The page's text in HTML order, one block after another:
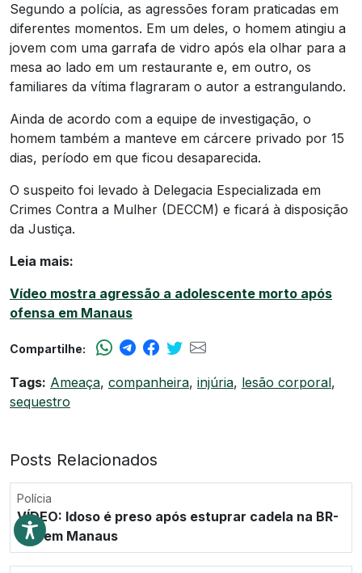
Segundo a polícia, as agressões foram praticadas em
diferentes momentos. Em um deles, o homem atingiu a
jovem com uma garrafa de vidro após ela olhar para a
mesa ao lado em um restaurante e, em outro, os
familiares da vítima flagraram o autor a estrangulando.
Ainda de acordo com a equipe de investigação, o
homem também a manteve em cárcere privado por 15
dias, período em que ficou desaparecida.
O suspeito foi levado à Delegacia Especializada em
Crimes Contra a Mulher (DECCM) e ficará à disposição
da Justiça.
Leia mais:
Vídeo mostra agressão a adolescente morto após
ofensa em Manaus
Compartilhe:
Tags: Ameaça, companheira, injúria, lesão corporal,
sequestro
Posts Relacionados
Polícia
VÍDEO: Idoso é preso após estuprar cadela na BR-
174, em Manaus